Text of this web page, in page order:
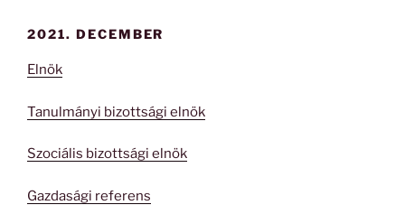
2021. DECEMBER
Elnök
Tanulmányi bizottsági elnök
Szociális bizottsági elnök
Gazdasági referens